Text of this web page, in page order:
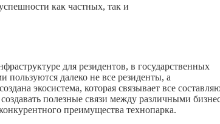
как частных, так и
для резидентов, в государственных
далеко не все резиденты, а
экосистема, которая связывает все
полезные связи между различными
преимущества технопарка.